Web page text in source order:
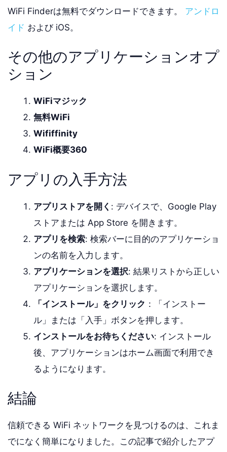
WiFi Finderは無料でダウンロードできます。 アンドロ
イド および iOS。
その他のアプリケーションオプ
ション
WiFiマジック
無料WiFi
Wififfinity
WiFi概要360
アプリの入手方法
アプリストアを開く : デバイスで、Google Play
ストアまたは App Store を開きます。
アプリを検索: 検索バーに目的のアプリケーショ
ンの名前を入力します。
アプリケーションを選択: 結果リストから正しい
アプリケーションを選択します。
「インストール」をクリック ：「インストー
ル」または「入手」ボタンを押します。
インストールをお待ちください: インストール
後、アプリケーションはホーム画面で利用でき
るようになります。
結論
信頼できる WiFi ネットワークを見つけるのは、これま
でになく簡単になりました。この記事で紹介したアプ